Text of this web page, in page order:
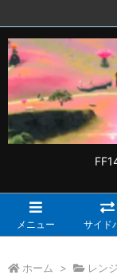
メニュー サイド
ホーム > レンジ